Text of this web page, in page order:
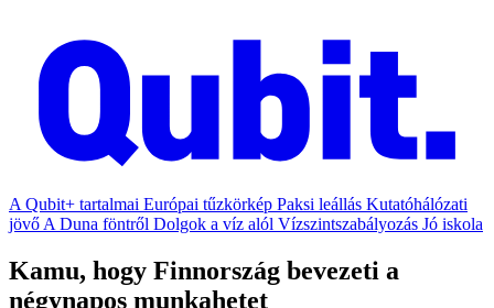
A Qubit+ tartalmai Európai tűzkörkép Paksi leállás Kutatóhálózati
jövő A Duna föntről Dolgok a víz alól Vízszintszabályozás Jó iskola
Kamu, hogy Finnország bevezeti a
négynapos munkahetet